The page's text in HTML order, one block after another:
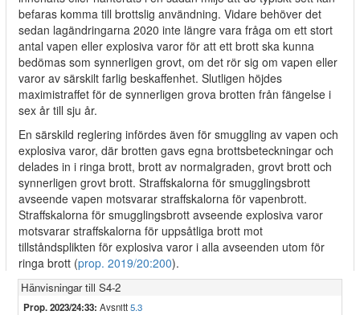
befaras komma till brottslig användning. Vidare behöver det
sedan lagändringarna 2020 inte längre vara fråga om ett stort
antal vapen eller explosiva varor för att ett brott ska kunna
bedömas som synnerligen grovt, om det rör sig om vapen eller
varor av särskilt farlig beskaffenhet. Slutligen höjdes
maximistraffet för de synnerligen grova brotten från fängelse i
sex år till sju år.
En särskild reglering infördes även för smuggling av vapen och
explosiva varor, där brotten gavs egna brottsbeteckningar och
delades in i ringa brott, brott av normalgraden, grovt brott och
synnerligen grovt brott. Straffskalorna för smugglingsbrott
avseende vapen motsvarar straffskalorna för vapenbrott.
Straffskalorna för smugglingsbrott avseende explosiva varor
motsvarar straffskalorna för uppsåtliga brott mot
tillståndsplikten för explosiva varor i alla avseenden utom för
ringa brott (prop. 2019/20:200).
Hänvisningar till S4-2
Prop. 2023/24:33: Avsnitt5.3